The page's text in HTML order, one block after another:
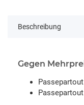
Beschreibung
Gegen
Passepartout